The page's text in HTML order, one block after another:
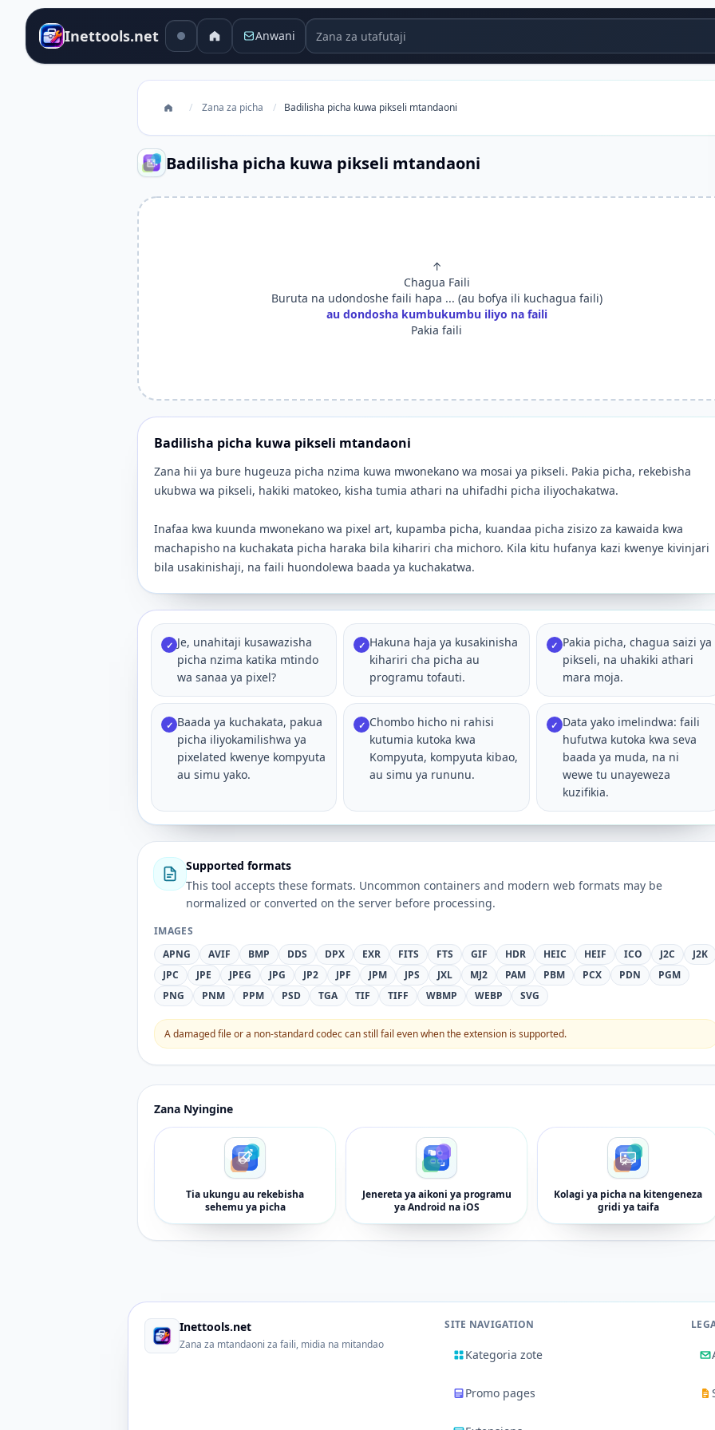
Inettools.net Anwani Zana za utafutaji
/ Zana za picha / Badilisha picha kuwa pikseli mtandaoni
Badilisha picha kuwa pikseli mtandaoni
↑
Chagua Faili
Buruta na udondoshe faili hapa ... (au bofya ili kuchagua faili)
au dondosha kumbukumbu iliyo na faili
Pakia faili
Badilisha picha kuwa pikseli mtandaoni
Zana hii ya bure hugeuza picha nzima kuwa mwonekano wa mosai ya pikseli. Pakia picha, rekebisha
ukubwa wa pikseli, hakiki matokeo, kisha tumia athari na uhifadhi picha iliyochakatwa.
Inafaa kwa kuunda mwonekano wa pixel art, kupamba picha, kuandaa picha zisizo za kawaida kwa
machapisho na kuchakata picha haraka bila kihariri cha michoro. Kila kitu hufanya kazi kwenye kivinjari
bila usakinishaji, na faili huondolewa baada ya kuchakatwa.
✓ Je, unahitaji kusawazisha
picha nzima katika mtindo
wa sanaa ya pixel?
✓ Hakuna haja ya kusakinisha
kihariri cha picha au
programu tofauti.
✓ Pakia picha, chagua saizi ya
pikseli, na uhakiki athari
mara moja.
✓ Baada ya kuchakata, pakua
picha iliyokamilishwa ya
pixelated kwenye kompyuta
au simu yako.
✓ Chombo hicho ni rahisi
kutumia kutoka kwa
Kompyuta, kompyuta kibao,
au simu ya rununu.
✓ Data yako imelindwa: faili
hufutwa kutoka kwa seva
baada ya muda, na ni
wewe tu unayeweza
kuzifikia.
Supported formats
This tool accepts these formats. Uncommon containers and modern web formats may be
normalized or converted on the server before processing.
IMAGES
APNG
AVIF BMP DDS DPX EXR FITS FTS GIF HDR HEIC HEIF ICO J2C
J2K
JPC
JPE JPEG JPG JP2 JPF JPM JPS JXL MJ2 PAM PBM PCX PDN
PGM
PNG
PNM PPM PSD TGA TIF TIFF WBMP WEBP SVG
A damaged file or a non-standard codec can still fail even when the extension is supported.
Zana Nyingine
Tia ukungu au rekebisha
sehemu ya picha
Jenereta ya aikoni ya programu
ya Android na iOS
Kolagi ya picha na kitengeneza
gridi ya taifa
Inettools.net
Zana za mtandaoni za faili, midia na mitandao
SITE NAVIGATION
Kategoria zote
Promo pages